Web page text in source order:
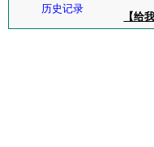
历史记录
【给